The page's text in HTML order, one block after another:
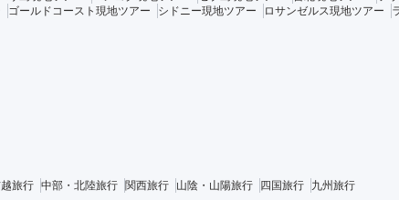
ゴールドコースト現地ツアー シドニー現地ツアー ロサンゼルス現地ツアー
旅行 中部・北陸旅行 関西旅行 山陰・山陽旅行 四国旅行 九州旅行